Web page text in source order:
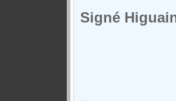
Signé